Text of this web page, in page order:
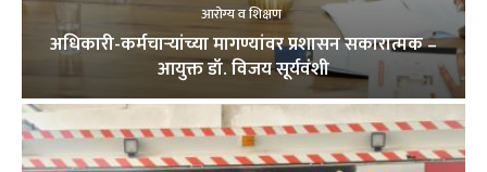
आरोग्य व शिक्षण
अधिकारी-कर्मचाऱ्यांच्या मागण्यांवर प्रशासन सकारात्मक –
आयुक्त डॉ. विजय सूर्यवंशी